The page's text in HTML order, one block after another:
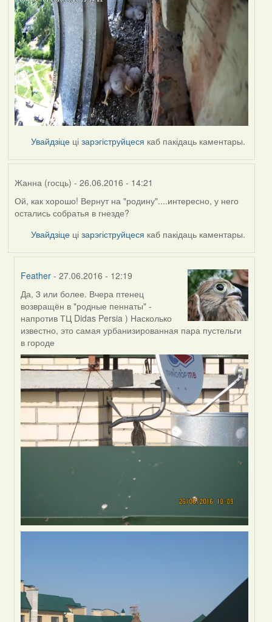
Увайдзіце цізарэгіструйцеся каб пакідаць каментары.
Жанна (госць) - 26.06.2016 - 14:21
Ой, как хорошо! Вернут на "родину"....интересно, у него
остались собратья в гнезде?
Увайдзіце цізарэгіструйцеся каб пакідаць каментары.
Feather - 27.06.2016 - 12:19
In
reply
to
by
Жанна
(госць)
Да, 3 или более. Вчера птенец
возвращён в "родные пеннаты" -
напротив ТЦ Didas Persia ) Насколько
известно, это самая урбанизированная пара пустельги
в городе